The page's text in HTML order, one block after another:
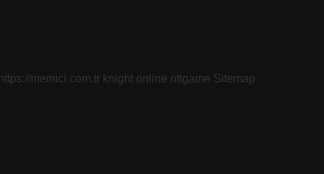
https://memici.com.tr knight online nttgame Sitemap